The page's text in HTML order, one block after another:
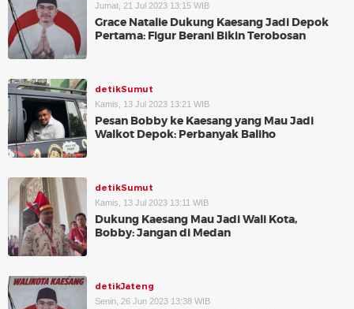
Jumat, 21 Jul 2023 13:15 WIB
Grace Natalie Dukung Kaesang Jadi Depok
Pertama: Figur Berani Bikin Terobosan
detikSumut
Kamis, 13 Jul 2023 13:21 WIB
Pesan Bobby ke Kaesang yang Mau Jadi
Walkot Depok: Perbanyak Baliho
detikSumut
Kamis, 13 Jul 2023 13:11 WIB
Dukung Kaesang Mau Jadi Wali Kota,
Bobby: Jangan di Medan
detikJateng
Senin, 26 Jun 2023 13:38 WIB